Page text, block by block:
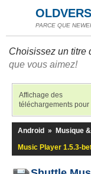
PARCE QUE
Choisissez un titre
que vous aimez!
Affichage des
téléchargements pour
Android » Musique
Music Player 1.5.3-